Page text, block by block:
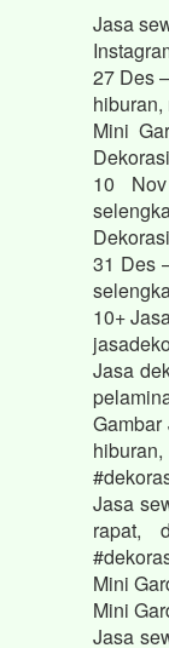
Jasa
27 Des
Mini
10
31 Des
10+
Jasa
Jasa
rapat,
Mini
Mini
Jasa